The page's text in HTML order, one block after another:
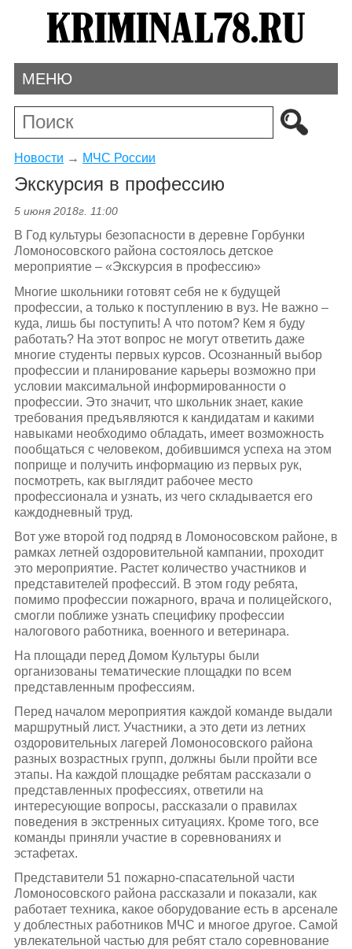
МЕНЮ
Новости → МЧС России
Экскурсия в профессию
5 июня 2018г. 11:00
В Год культуры безопасности в деревне Горбунки
Ломоносовского района состоялось детское
мероприятие – «Экскурсия в профессию»
Многие школьники готовят себя не к будущей
профессии, а только к поступлению в вуз. Не важно –
куда, лишь бы поступить! А что потом? Кем я буду
работать? На этот вопрос не могут ответить даже
многие студенты первых курсов. Осознанный выбор
профессии и планирование карьеры возможно при
условии максимальной информированности о
профессии. Это значит, что школьник знает, какие
требования предъявляются к кандидатам и какими
навыками необходимо обладать, имеет возможность
пообщаться с человеком, добившимся успеха на этом
поприще и получить информацию из первых рук,
посмотреть, как выглядит рабочее место
профессионала и узнать, из чего складывается его
каждодневный труд.
Вот уже второй год подряд в Ломоносовском районе, в
рамках летней оздоровительной кампании, проходит
это мероприятие. Растет количество участников и
представителей профессий. В этом году ребята,
помимо профессии пожарного, врача и полицейского,
смогли поближе узнать специфику профессии
налогового работника, военного и ветеринара.
На площади перед Домом Культуры были
организованы тематические площадки по всем
представленным профессиям.
Перед началом мероприятия каждой команде выдали
маршрутный лист. Участники, а это дети из летних
оздоровительных лагерей Ломоносовского района
разных возрастных групп, должны были пройти все
этапы. На каждой площадке ребятам рассказали о
представленных профессиях, ответили на
интересующие вопросы, рассказали о правилах
поведения в экстренных ситуациях. Кроме того, все
команды приняли участие в соревнованиях и
эстафетах.
Представители 51 пожарно-спасательной части
Ломоносовского района рассказали и показали, как
работает техника, какое оборудование есть в арсенале
у доблестных работников МЧС и многое другое. Самой
увлекательной частью для ребят стало соревнование